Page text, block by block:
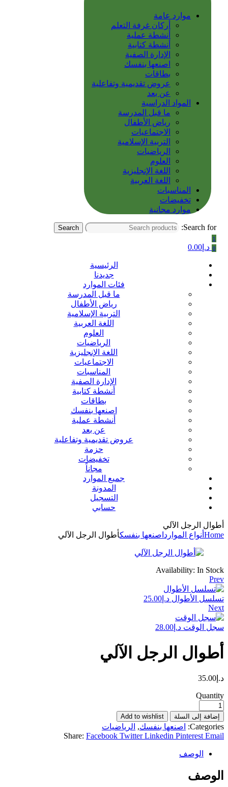
موارد عامة
أركان غرفة التعلم
أنشطة عملية
أنشطة كتابية
الإدارة الصفية
اصنعها بنفسك
بطاقات
عروض تقديمية وتفاعلية
عن بعد
المواد الدراسية
ما قبل المدرسة
رياض الأطفال
الاجتماعيات
التربية الإسلامية
الرياضيات
العلوم
اللغة الإنجليزية
اللغة العربية
المناسبات
تخفيضات
موارد مجانية
Search for:
Search
1
0 د.إ 0.00
الرئيسية
جديدنا
فئات الموارد
ما قبل المدرسة
رياض الأطفال
التربية الإسلامية
اللغة العربية
العلوم
الرياضيات
اللغة الإنجليزية
الاجتماعيات
المناسبات
الإدارة الصفية
أنشطة كتابية
بطاقات
اصنعها بنفسك
أنشطة عملية
عن بعد
عروض تقديمية وتفاعلية
حزمة
تخفيضات
مجاناً
جميع الموارد
المدونة
التسجيل
حسابي
أطوال الرجل الآلي
Home أنواع الموارد اصنعها بنفسكأطوال الرجل الآلي
Availability: In Stock
Prev
تسلسل الأطوال د.إ 25.00
Next
سجل الوقت د.إ 28.00
أطوال الرجل الآلي
د.إ 35.00
Quantity
إضافة إلى السلة Add to wishlist
Categories: اصنعها بنفسك, الرياضيات
Share: Facebook Twitter Linkedin Pinterest Email
الوصف
الوصف